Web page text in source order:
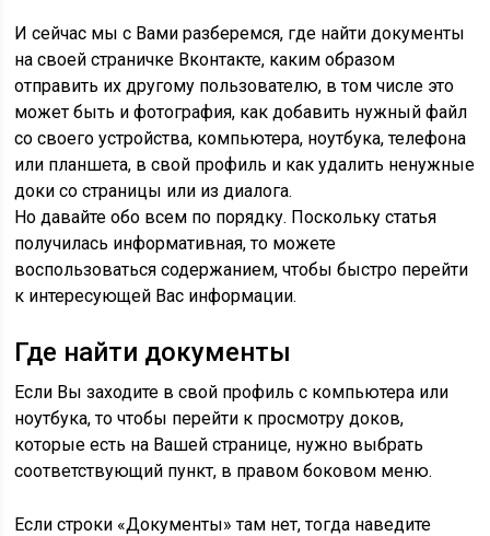
И сейчас мы с Вами разберемся, где найти документы
на своей страничке Вконтакте, каким образом
отправить их другому пользователю, в том числе это
может быть и фотография, как добавить нужный файл
со своего устройства, компьютера, ноутбука, телефона
или планшета, в свой профиль и как удалить ненужные
доки со страницы или из диалога.
Но давайте обо всем по порядку. Поскольку статья
получилась информативная, то можете
воспользоваться содержанием, чтобы быстро перейти
к интересующей Вас информации.
Где найти документы
Если Вы заходите в свой профиль с компьютера или
ноутбука, то чтобы перейти к просмотру доков,
которые есть на Вашей странице, нужно выбрать
соответствующий пункт, в правом боковом меню.
Если строки «Документы» там нет, тогда наведите